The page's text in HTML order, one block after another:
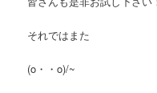
それではまた
(o・・o)/~